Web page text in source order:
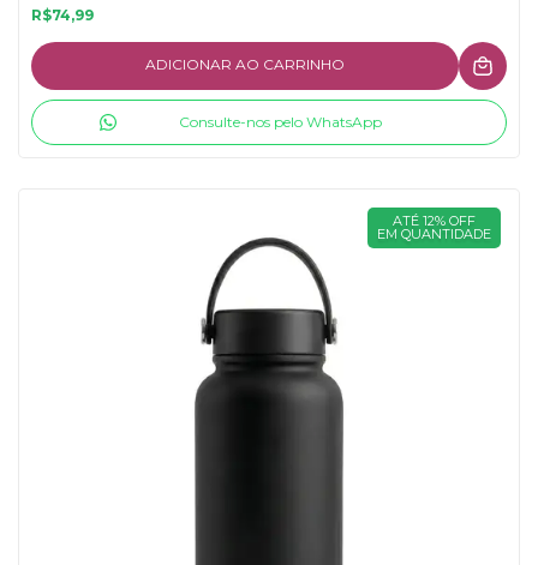
R$74,99
ADICIONAR AO CARRINHO
Consulte-nos pelo WhatsApp
ATÉ 12% OFF
EM QUANTIDADE